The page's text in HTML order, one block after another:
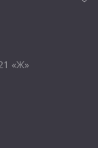
«Ж»